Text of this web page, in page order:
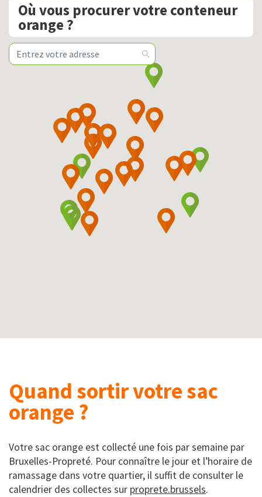
Où vous procurer votre conteneur
orange ?
Quand sortir votre sac
orange ?
Votre sac orange est collecté une fois par semaine par
Bruxelles-Propreté. Pour connaître le jour et l’horaire de
ramassage dans votre quartier, il suffit de consulter le
calendrier des collectes sur proprete.brussels.